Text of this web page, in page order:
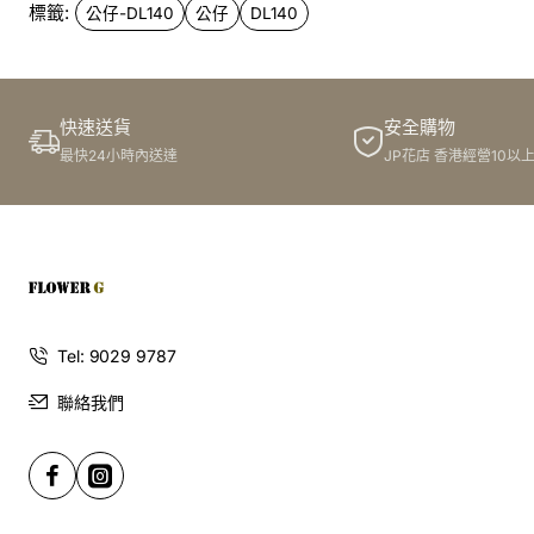
標籤: 公仔-DL140 公仔 DL140
快速送貨
最快24小時內送達
安全購物
JP花店 香港經營10以
Tel: 9029 9787
聯絡我們